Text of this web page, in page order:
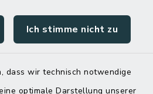
Ich stimme nicht zu
dass wir technisch notwendige
optimale Darstellung unserer
Kontakt